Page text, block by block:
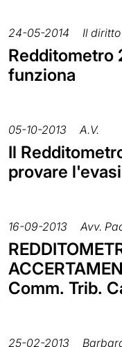
24-05-2014 Il
Redditometro
funziona
05-10-2013 A.V.
Il
provare
16-09-2013 Avv.
Comm. Trib.
25-02-2013